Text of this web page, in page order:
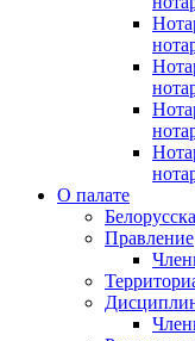
О палате
Правление